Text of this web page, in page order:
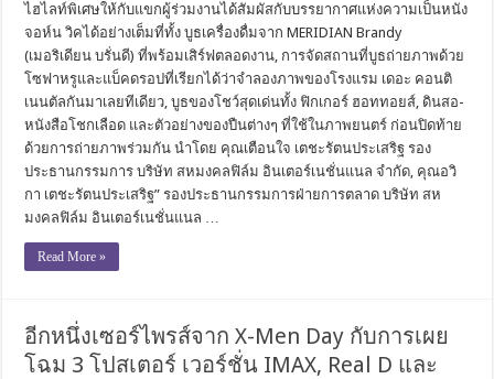
ไฮไลท์พิเศษให้กับแขกผู้ร่วมงานได้สัมผัสกับบรรยากาศแห่งความเป็นหนัง
จอห์น วิคได้อย่างเต็มที่ทั้ง บูธเครื่องดื่มจาก MERIDIAN Brandy
(เมอริเดียน บรั่นดี) ที่พร้อมเสิร์ฟตลอดงาน, การจัดสถานที่บูธถ่ายภาพด้วย
โซฟาหรูและแบ็คดรอปที่เรียกได้ว่าจำลองภาพของโรงแรม เดอะ คอนติ
เนนตัลกันมาเลยทีเดียว, บูธของโชว์สุดเด่นทั้ง ฟิกเกอร์ ฮอททอยส์, ดินสอ-
หนังสือโชกเลือด และตัวอย่างของปืนต่างๆ ที่ใช้ในภาพยนตร์ ก่อนปิดท้าย
ด้วยการถ่ายภาพร่วมกัน นำโดย คุณเตือนใจ เตชะรัตนประเสริฐ รอง
ประธานกรรมการ บริษัท สหมงคลฟิล์ม อินเตอร์เนชั่นแนล จำกัด, คุณอวิ
กา เตชะรัตนประเสริฐ” รองประธานกรรมการฝ่ายการตลาด บริษัท สห
มงคลฟิล์ม อินเตอร์เนชั่นแนล …
Read More »
อีกหนึ่งเซอร์ไพรส์จาก X-Men Day กับการเผย
โฉม 3 โปสเตอร์ เวอร์ชั่น IMAX, Real D และ